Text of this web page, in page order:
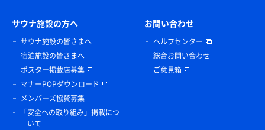
サウナ施設の方へ
サウナ施設の皆さまへ
宿泊施設の皆さまへ
ポスター掲載店募集
マナーPOPダウンロード
メンバーズ協賛募集
「安全への取り組み」掲載につ
いて
お問い合わせ
ヘルプセンター
総合お問い合わせ
ご意見箱